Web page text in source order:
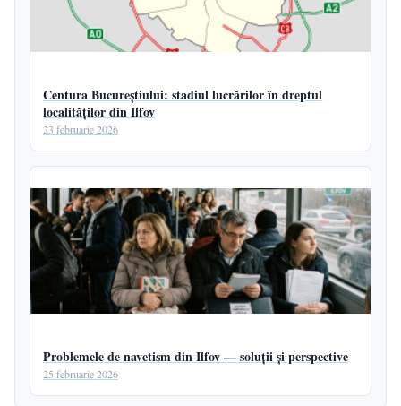
Centura Bucureștiului: stadiul lucrărilor în dreptul
localităților din Ilfov
23 februarie 2026
Problemele de navetism din Ilfov — soluții și perspective
25 februarie 2026